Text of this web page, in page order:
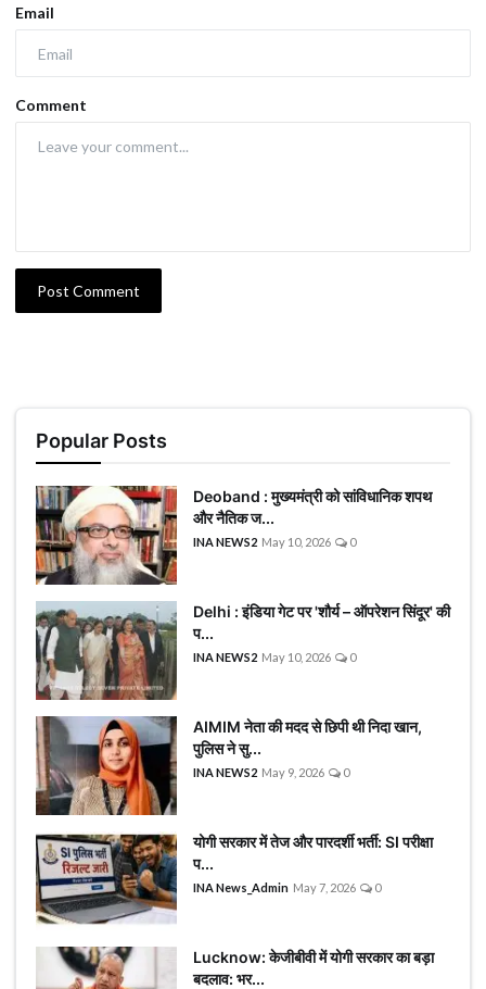
Email
Comment
Post Comment
Popular Posts
Deoband : मुख्यमंत्री को सांविधानिक शपथ
और नैतिक ज...
INA NEWS2 May 10, 2026 0
Delhi : इंडिया गेट पर 'शौर्य – ऑपरेशन सिंदूर' की
प...
INA NEWS2 May 10, 2026 0
AIMIM नेता की मदद से छिपी थी निदा खान,
पुलिस ने सु...
INA NEWS2 May 9, 2026 0
योगी सरकार में तेज और पारदर्शी भर्ती: SI परीक्षा
प...
INA News_Admin May 7, 2026 0
Lucknow: केजीबीवी में योगी सरकार का बड़ा
बदलाव: भर...